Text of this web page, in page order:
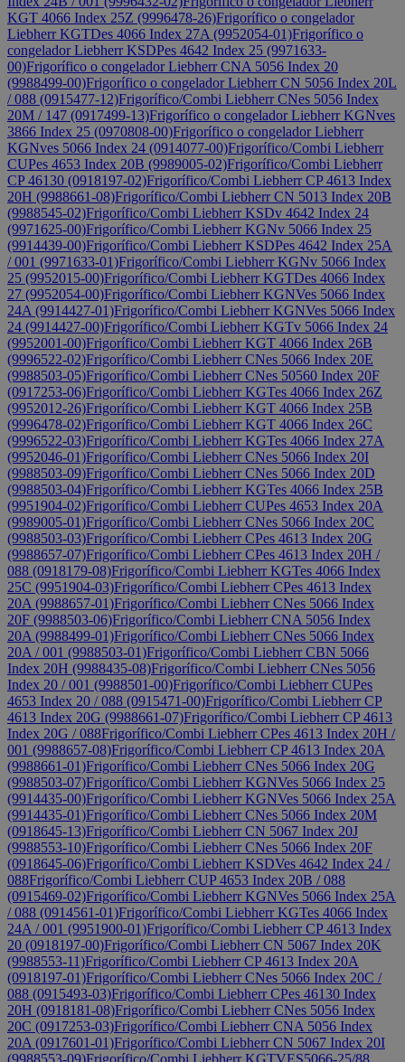
KGT 4066 Index 25Z (9996478-26)Frigorífico o congelador
Liebherr KGTDes 4066 Index 27A (9952054-01)Frigorífico o
congelador Liebherr KSDPes 4642 Index 25 (9971633-
00)Frigorífico o congelador Liebherr CNA 5056 Index 20
(9988499-00)Frigorífico o congelador Liebherr CN 5056 Index 20L
/ 088 (0915477-12)Frigorífico/Combi Liebherr CNes 5056 Index
20M / 147 (0917499-13)Frigorífico o congelador Liebherr KGNves
3866 Index 25 (0970808-00)Frigorífico o congelador Liebherr
KGNves 5066 Index 24 (0914077-00)Frigorífico/Combi Liebherr
CUPes 4653 Index 20B (9989005-02)Frigorífico/Combi Liebherr
CP 46130 (0918197-02)Frigorífico/Combi Liebherr CP 4613 Index
20H (9988661-08)Frigorífico/Combi Liebherr CN 5013 Index 20B
(9988545-02)Frigorífico/Combi Liebherr KSDv 4642 Index 24
(9971625-00)Frigorífico/Combi Liebherr KGNv 5066 Index 25
(9914439-00)Frigorífico/Combi Liebherr KSDPes 4642 Index 25A
/ 001 (9971633-01)Frigorífico/Combi Liebherr KGNv 5066 Index
25 (9952015-00)Frigorífico/Combi Liebherr KGTDes 4066 Index
27 (9952054-00)Frigorífico/Combi Liebherr KGNVes 5066 Index
24A (9914427-01)Frigorífico/Combi Liebherr KGNVes 5066 Index
24 (9914427-00)Frigorífico/Combi Liebherr KGTv 5066 Index 24
(9952001-00)Frigorífico/Combi Liebherr KGT 4066 Index 26B
(9996522-02)Frigorífico/Combi Liebherr CNes 5066 Index 20E
(9988503-05)Frigorífico/Combi Liebherr CNes 50560 Index 20F
(0917253-06)Frigorífico/Combi Liebherr KGTes 4066 Index 26Z
(9952012-26)Frigorífico/Combi Liebherr KGT 4066 Index 25B
(9996478-02)Frigorífico/Combi Liebherr KGT 4066 Index 26C
(9996522-03)Frigorífico/Combi Liebherr KGTes 4066 Index 27A
(9952046-01)Frigorífico/Combi Liebherr CNes 5066 Index 20I
(9988503-09)Frigorífico/Combi Liebherr CNes 5066 Index 20D
(9988503-04)Frigorífico/Combi Liebherr KGTes 4066 Index 25B
(9951904-02)Frigorífico/Combi Liebherr CUPes 4653 Index 20A
(9989005-01)Frigorífico/Combi Liebherr CNes 5066 Index 20C
(9988503-03)Frigorífico/Combi Liebherr CPes 4613 Index 20G
(9988657-07)Frigorífico/Combi Liebherr CPes 4613 Index 20H /
088 (0918179-08)Frigorífico/Combi Liebherr KGTes 4066 Index
25C (9951904-03)Frigorífico/Combi Liebherr CPes 4613 Index
20A (9988657-01)Frigorífico/Combi Liebherr CNes 5066 Index
20F (9988503-06)Frigorífico/Combi Liebherr CNA 5056 Index
20A (9988499-01)Frigorífico/Combi Liebherr CNes 5066 Index
20A / 001 (9988503-01)Frigorífico/Combi Liebherr CBN 5066
Index 20H (9988435-08)Frigorífico/Combi Liebherr CNes 5056
Index 20 / 001 (9988501-00)Frigorífico/Combi Liebherr CUPes
4653 Index 20 / 088 (0915471-00)Frigorífico/Combi Liebherr CP
4613 Index 20G (9988661-07)Frigorífico/Combi Liebherr CP 4613
Index 20G / 088Frigorífico/Combi Liebherr CPes 4613 Index 20H /
001 (9988657-08)Frigorífico/Combi Liebherr CP 4613 Index 20A
(9988661-01)Frigorífico/Combi Liebherr CNes 5066 Index 20G
(9988503-07)Frigorífico/Combi Liebherr KGNVes 5066 Index 25
(9914435-00)Frigorífico/Combi Liebherr KGNVes 5066 Index 25A
(9914435-01)Frigorífico/Combi Liebherr CNes 5066 Index 20M
(0918645-13)Frigorífico/Combi Liebherr CN 5067 Index 20J
(9988553-10)Frigorífico/Combi Liebherr CNes 5066 Index 20F
(0918645-06)Frigorífico/Combi Liebherr KSDVes 4642 Index 24 /
088Frigorífico/Combi Liebherr CUP 4653 Index 20B / 088
(0915469-02)Frigorífico/Combi Liebherr KGNVes 5066 Index 25A
/ 088 (0914561-01)Frigorífico/Combi Liebherr KGTes 4066 Index
24A / 001 (9951900‑01)Frigorífico/Combi Liebherr CP 4613 Index
20 (0918197-00)Frigorífico/Combi Liebherr CN 5067 Index 20K
(9988553-11)Frigorífico/Combi Liebherr CP 4613 Index 20A
(0918197-01)Frigorífico/Combi Liebherr CNes 5066 Index 20C /
088 (0915493-03)Frigorífico/Combi Liebherr CPes 46130 Index
20H (0918181-08)Frigorífico/Combi Liebherr CNes 5056 Index
20C (0917253-03)Frigorífico/Combi Liebherr CNA 5056 Index
20A (0917601-01)Frigorífico/Combi Liebherr CN 5067 Index 20I